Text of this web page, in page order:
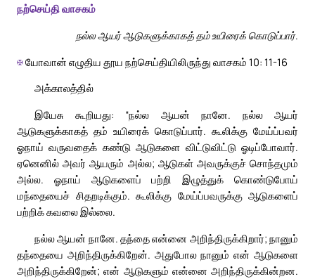
நற்செய்தி வாசகம்
நல்ல ஆயர் ஆடுகளுக்காகத் தம் உயிரைக் கொடுப்பார்.
✠யோவான் எழுதிய தூய நற்செய்தியிலிருந்து வாசகம் 10: 11-16
அக்காலத்தில்
இயேசு கூறியது: “நல்ல ஆயன் நானே. நல்ல ஆயர்
ஆடுகளுக்காகத் தம் உயிரைக் கொடுப்பார். கூலிக்கு மேய்ப்பவர்
ஓநாய் வருவதைக் கண்டு ஆடுகளை விட்டுவிட்டு ஓடிப்போவார்.
ஏனெனில் அவர் ஆயரும் அல்ல; ஆடுகள் அவருக்குச் சொந்தமும்
அல்ல. ஓநாய் ஆடுகளைப் பற்றி இழுத்துக் கொண்டுபோய்
மந்தையைச் சிதறடிக்கும். கூலிக்கு மேய்ப்பவருக்கு ஆடுகளைப்
பற்றிக் கவலை இல்லை.
நல்ல ஆயன் நானே. தந்தை என்னை அறிந்திருக்கிறார்; நானும்
தந்தையை அறிந்திருக்கிறேன். அதுபோல நானும் என் ஆடுகளை
அறிந்திருக்கிறேன்; என் ஆடுகளும் என்னை அறிந்திருக்கின்றன.